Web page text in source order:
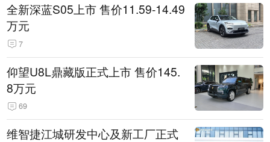
全新深蓝S05上市 售价11.59-14.49
万元
7
仰望U8L鼎藏版正式上市 售价145.
8万元
69
维智捷江城研发中心及新工厂正式